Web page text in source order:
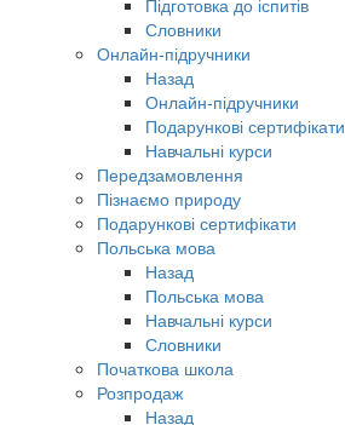
Підготовка до іспитів
Словники
Онлайн-підручники
Назад
Онлайн-підручники
Подарункові сертифікати
Навчальні курси
Передзамовлення
Пізнаємо природу
Подарункові сертифікати
Польська мова
Назад
Польська мова
Навчальні курси
Словники
Початкова школа
Розпродаж
Назад